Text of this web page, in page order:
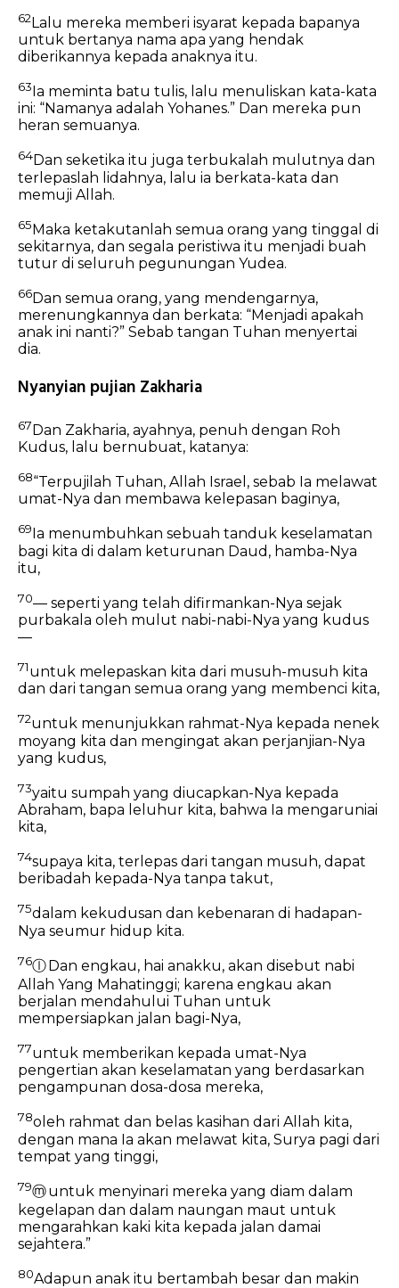
62Lalu mereka memberi isyarat kepada bapanya
untuk bertanya nama apa yang hendak
diberikannya kepada anaknya itu.
63 Ia meminta batu tulis, lalu menuliskan kata-kata
ini: “Namanya adalah Yohanes.” Dan mereka pun
heran semuanya.
64Dan seketika itu juga terbukalah mulutnya dan
terlepaslah lidahnya, lalu ia berkata-kata dan
memuji Allah.
65Maka ketakutanlah semua orang yang tinggal di
sekitarnya, dan segala peristiwa itu menjadi buah
tutur di seluruh pegunungan Yudea.
66Dan semua orang, yang mendengarnya,
merenungkannya dan berkata: “Menjadi apakah
anak ini nanti?” Sebab tangan Tuhan menyertai
dia.
Nyanyian pujian Zakharia
67Dan Zakharia, ayahnya, penuh dengan Roh
Kudus, lalu bernubuat, katanya:
68“Terpujilah Tuhan, Allah Israel, sebab Ia melawat
umat-Nya dan membawa kelepasan baginya,
69 Ia menumbuhkan sebuah tanduk keselamatan
bagi kita di dalam keturunan Daud, hamba-Nya
itu,
70— seperti yang telah difirmankan-Nya sejak
purbakala oleh mulut nabi-nabi-Nya yang kudus
—
71untuk melepaskan kita dari musuh-musuh kita
dan dari tangan semua orang yang membenci kita,
72untuk menunjukkan rahmat-Nya kepada nenek
moyang kita dan mengingat akan perjanjian-Nya
yang kudus,
73yaitu sumpah yang diucapkan-Nya kepada
Abraham, bapa leluhur kita, bahwa Ia mengaruniai
kita,
74supaya kita, terlepas dari tangan musuh, dapat
beribadah kepada-Nya tanpa takut,
75dalam kekudusan dan kebenaran di hadapan-
Nya seumur hidup kita.
76ⓛDan engkau, hai anakku, akan disebut nabi
Allah Yang Mahatinggi; karena engkau akan
berjalan mendahului Tuhan untuk
mempersiapkan jalan bagi-Nya,
77untuk memberikan kepada umat-Nya
pengertian akan keselamatan yang berdasarkan
pengampunan dosa-dosa mereka,
78oleh rahmat dan belas kasihan dari Allah kita,
dengan mana Ia akan melawat kita, Surya pagi dari
tempat yang tinggi,
79ⓜuntuk menyinari mereka yang diam dalam
kegelapan dan dalam naungan maut untuk
mengarahkan kaki kita kepada jalan damai
sejahtera.”
80Adapun anak itu bertambah besar dan makin